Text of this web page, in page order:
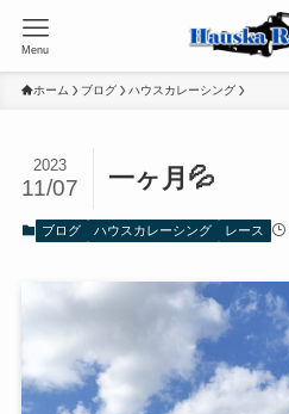
Menu
ホーム ブログ ハウスカレーシング
一ヶ月💦
2023
11/07
ブログ ハウスカレーシング レース